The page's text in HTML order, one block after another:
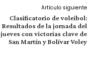
Artículo siguiente
Clasificatorio de voleibol:
Resultados de la jornada del
jueves con victorias clave de
San Martín y Bolívar Voley